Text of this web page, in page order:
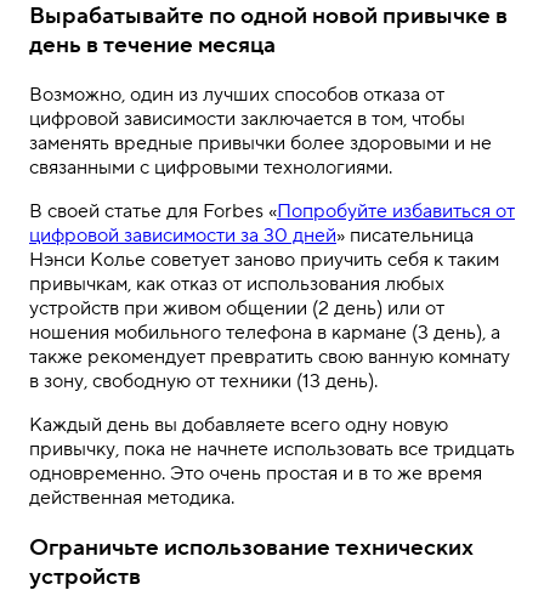
Вырабатывайте по одной новой привычке в
день в течение месяца
Возможно, один из лучших способов отказа от
цифровой зависимости заключается в том, чтобы
заменять вредные привычки более здоровыми и не
связанными с цифровыми технологиями.
В своей статье для Forbes «Попробуйте избавиться от
цифровой зависимости за 30 дней» писательница
Нэнси Колье советует заново приучить себя к таким
привычкам, как отказ от использования любых
устройств при живом общении (2 день) или от
ношения мобильного телефона в кармане (3 день), а
также рекомендует превратить свою ванную комнату
в зону, свободную от техники (13 день).
Каждый день вы добавляете всего одну новую
привычку, пока не начнете использовать все тридцать
одновременно. Это очень простая и в то же время
действенная методика.
Ограничьте использование технических
устройств